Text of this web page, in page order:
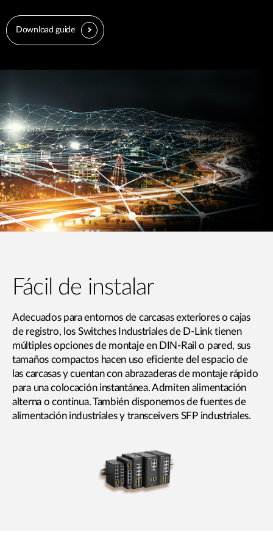
Download guide
Fácil de instalar
Adecuados para entornos de carcasas exteriores o cajas
de registro, los Switches Industriales de D-Link tienen
múltiples opciones de montaje en DIN-Rail o pared, sus
tamaños compactos hacen uso eficiente del espacio de
las carcasas y cuentan con abrazaderas de montaje rápido
para una colocación instantánea. Admiten alimentación
alterna o continua. También disponemos de fuentes de
alimentación industriales y transceivers SFP industriales.